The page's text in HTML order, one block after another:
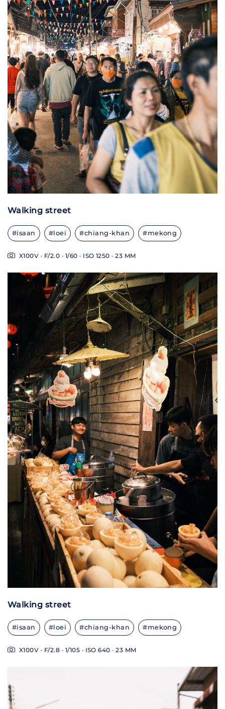
Walking street
#isaan #loei #chiang-khan #mekong
X100V · F/2.0 · 1/60 · ISO 1250 · 23 MM
Walking street
#isaan #loei #chiang-khan #mekong
X100V · F/2.8 · 1/105 · ISO 640 · 23 MM